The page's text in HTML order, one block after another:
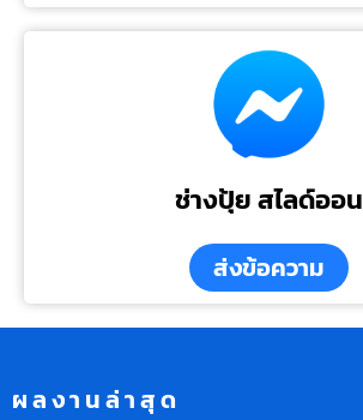
ช่างปุ้ย สไลด์ออน
ส่งข้อความ
ผลงานล่าสุด